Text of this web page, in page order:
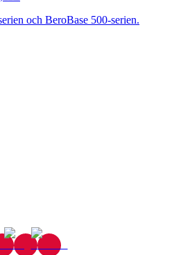
och BeroBase 500-serien.